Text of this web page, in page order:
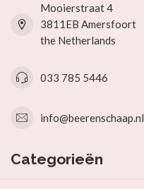
Mooierstraat 4
3811EB Amersfoort
the Netherlands
033 785 5446
info@beerenschaap.nl
Categorieën